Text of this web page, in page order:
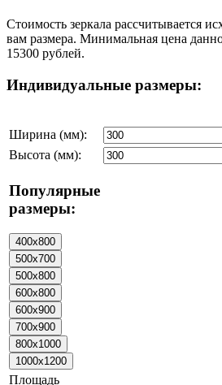
Стоимость зеркала рассчитывается
вам размера. Минимальная цена
15300 рублей.
Индивидуальные размеры:
Ширина (мм):
Высота (мм):
Популярные
размеры:
Площадь